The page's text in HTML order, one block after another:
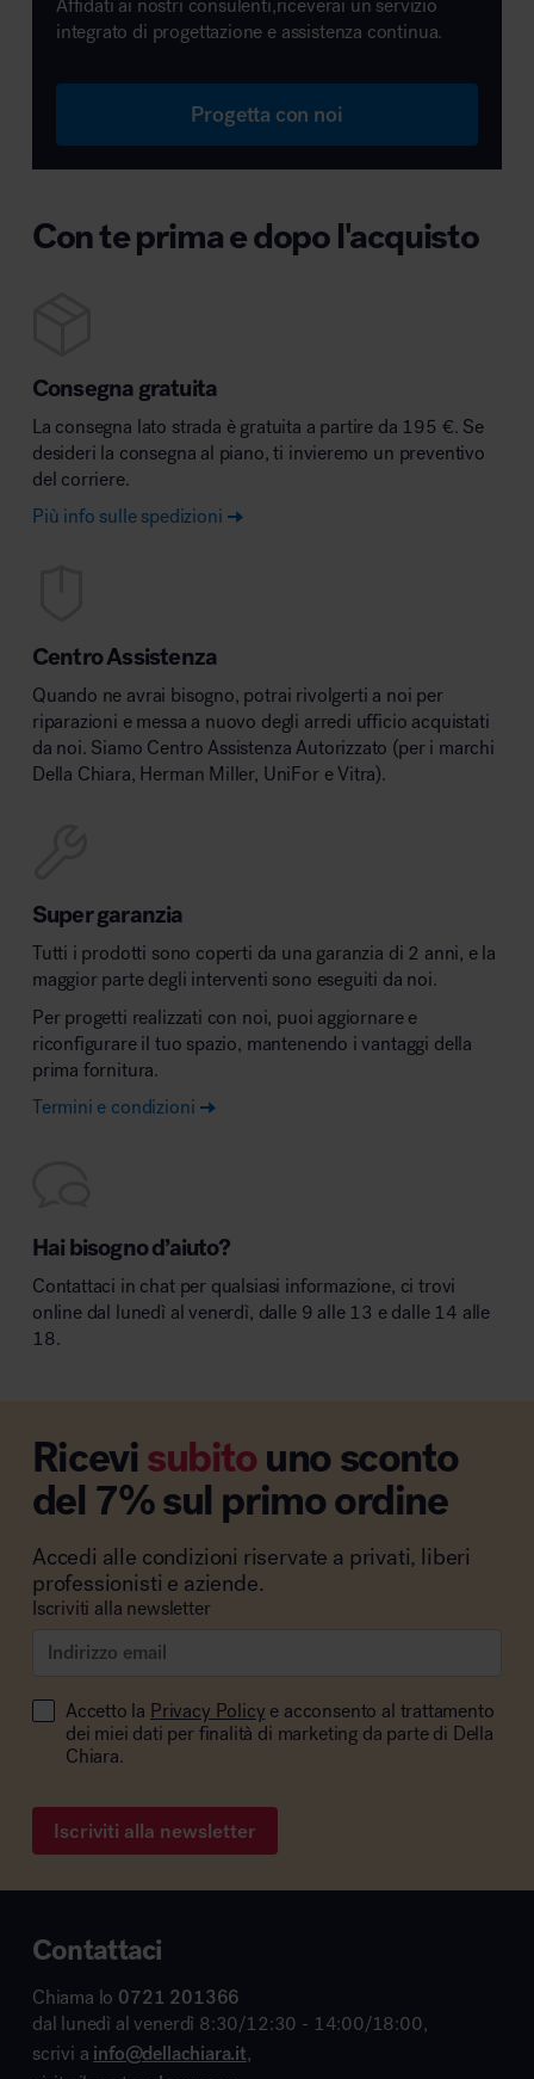
Affidati ai nostri consulenti,riceverai un servizio
integrato di progettazione e assistenza continua.
Progetta con noi
Con te prima e dopo l'acquisto
Consegna gratuita
La consegna lato strada è gratuita a partire da 195 €. Se
desideri la consegna al piano, ti invieremo un preventivo
del corriere.
Più info sulle spedizioni
Centro Assistenza
Quando ne avrai bisogno, potrai rivolgerti a noi per
riparazioni e messa a nuovo degli arredi ufficio acquistati
da noi. Siamo Centro Assistenza Autorizzato (per i marchi
Della Chiara, Herman Miller, UniFor e Vitra).
Super garanzia
Tutti i prodotti sono coperti da una garanzia di 2 anni, e la
maggior parte degli interventi sono eseguiti da noi.
Per progetti realizzati con noi, puoi aggiornare e
riconfigurare il tuo spazio, mantenendo i vantaggi della
prima fornitura.
Termini e condizioni
Hai bisogno d’aiuto?
Contattaci in chat per qualsiasi informazione, ci trovi
online dal lunedì al venerdì, dalle 9 alle 13 e dalle 14 alle
18.
Ricevisubitouno sconto
del 7% sul primo ordine
Accedi alle condizioni riservate a privati, liberi
professionisti e aziende.
Iscriviti alla newsletter
Accetto la Privacy Policy e acconsento al trattamento
dei miei dati per finalità di marketing da parte di Della
Chiara.
Iscriviti alla newsletter
Contattaci
Chiama lo 0721 201366
dal lunedì al venerdì 8:30/12:30 - 14:00/18:00,
scrivi a info@dellachiara.it,